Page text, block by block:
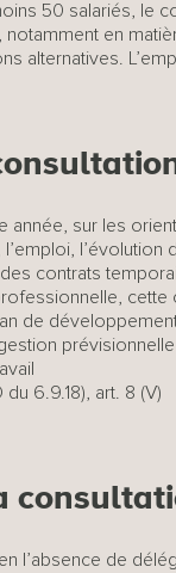
50 salariés, le
notamment en
alternatives.
année, sur les
contrats
de
du 6.9.18), art. 8 (V)
l’absence de